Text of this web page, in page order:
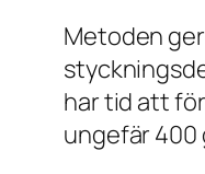
Metoden
har tid att
ungefär 400